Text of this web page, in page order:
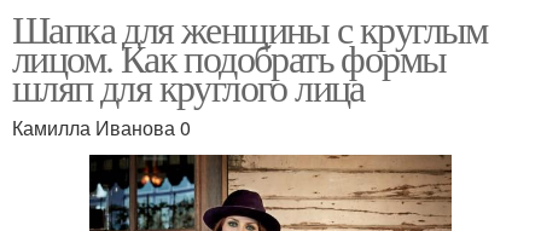
Шапка для женщины с круглым
лицом. Как подобрать формы
шляп для круглого лица
Камилла Иванова 0